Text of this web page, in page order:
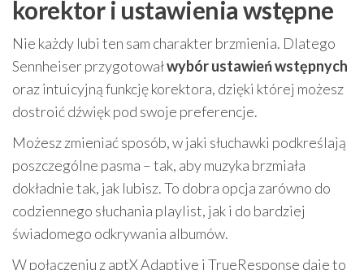
korektor i ustawienia wstępne
Nie każdy lubi ten sam charakter brzmienia. Dlatego
Sennheiser przygotowałwybór ustawień wstępnych
oraz intuicyjną funkcję korektora, dzięki której możesz
dostroić dźwięk pod swoje preferencje.
Możesz zmieniać sposób, w jaki słuchawki podkreślają
poszczególne pasma – tak, aby muzyka brzmiała
dokładnie tak, jak lubisz. To dobra opcja zarówno do
codziennego słuchania playlist, jak i do bardziej
świadomego odkrywania albumów.
W połączeniu z aptX Adaptive i TrueResponse daje to